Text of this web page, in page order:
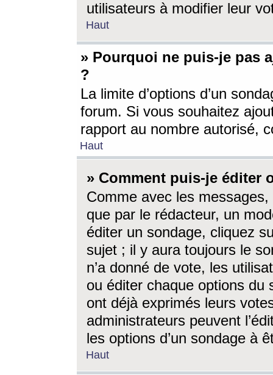
utilisateurs à modifier leur
Haut
» Pourquoi ne puis-je pas
?
La limite d’options d’un
forum. Si vous souhaitez
rapport au nombre autorisé,
Haut
» Comment puis-je éditer
Comme avec les
que par le rédacteur, un
éditer un sondage, cliquez
sujet ; il y aura toujours le
n’a donné de vote, les
ou éditer chaque options du
ont déjà exprimés leurs
administrateurs peuvent
les options d’un sondage à
Haut